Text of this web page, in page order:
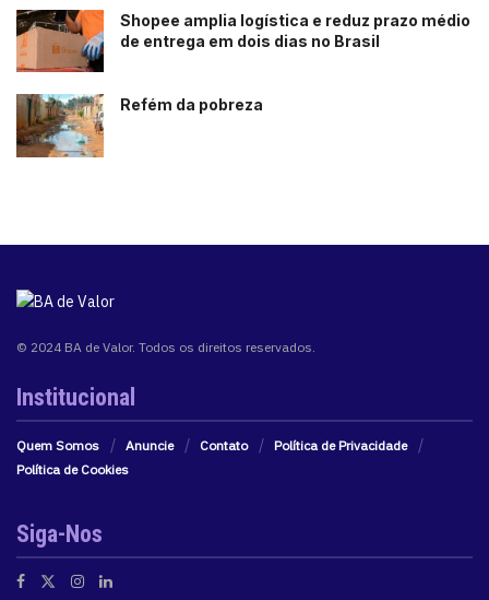
Shopee amplia logística e reduz prazo médio
de entrega em dois dias no Brasil
Refém da pobreza
© 2024 BA de Valor. Todos os direitos reservados.
Institucional
Quem Somos Anuncie Contato
Política de Privacidade
Política de Cookies
Siga-Nos